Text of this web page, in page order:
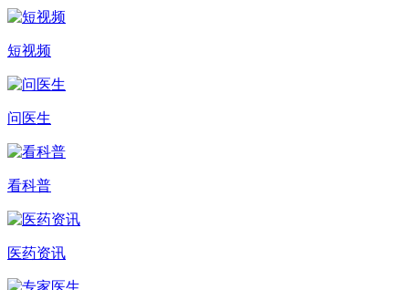
短视频
问医生
看科普
医药资讯